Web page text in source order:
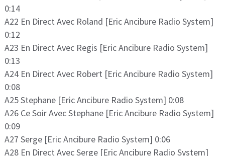
0:14
A22 En Direct Avec Roland [Eric Ancibure Radio System]
0:12
A23 En Direct Avec Regis [Eric Ancibure Radio System]
0:13
A24 En Direct Avec Robert [Eric Ancibure Radio System]
0:08
A25 Stephane [Eric Ancibure Radio System] 0:08
A26 Ce Soir Avec Stephane [Eric Ancibure Radio System]
0:09
A27 Serge [Eric Ancibure Radio System] 0:06
A28 En Direct Avec Serge [Eric Ancibure Radio System]